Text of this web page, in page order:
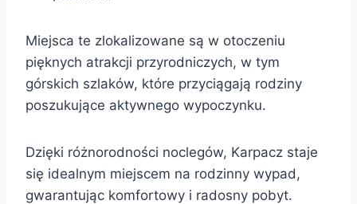
Miejsca te zlokalizowane są w otoczeniu
pięknych atrakcji przyrodniczych, w tym
górskich szlaków, które przyciągają rodziny
poszukujące aktywnego wypoczynku.
Dzięki różnorodności noclegów, Karpacz staje
się idealnym miejscem na rodzinny wypad,
gwarantując komfortowy i radosny pobyt.